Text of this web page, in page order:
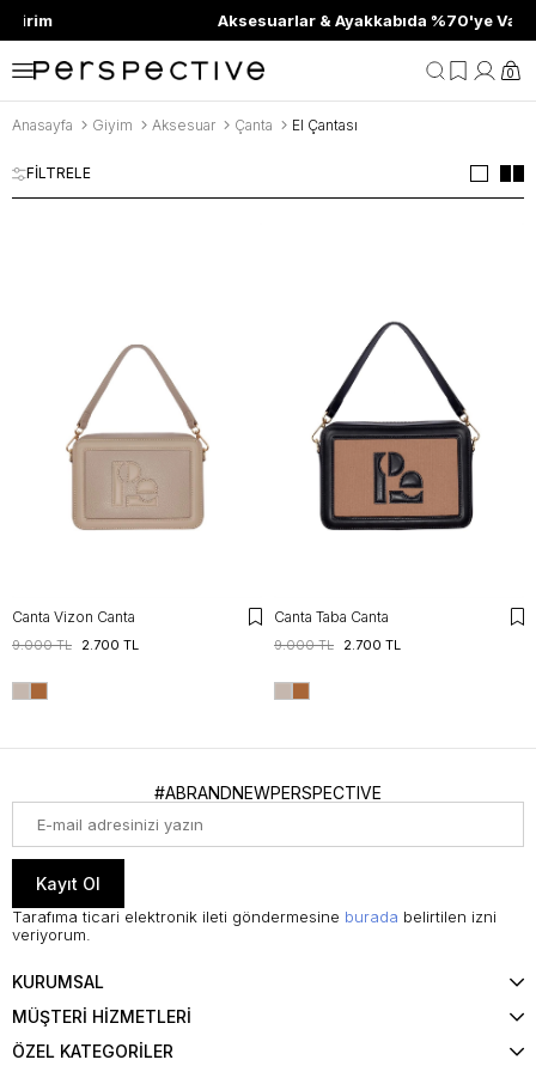
Aksesuarlar & Ayakkabıda %70'ye Varan
0
Anasayfa Giyim Aksesuar Çanta El Çantası
FİLTRELE
Canta Vizon Canta
2.700 TL
9.000 TL
Canta Taba Canta
2.700 TL
9.000 TL
#ABRANDNEWPERSPECTIVE
Kayıt Ol
Tarafıma ticari elektronik ileti göndermesine burada belirtilen izni
veriyorum.
KURUMSAL
MÜŞTERİ HİZMETLERİ
ÖZEL KATEGORİLER